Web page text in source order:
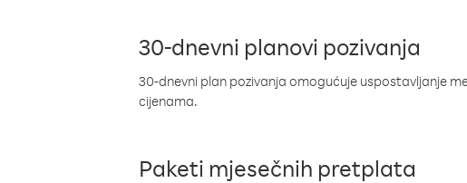
30-dnevni planovi pozivanja
30-dnevni plan pozivanja omogućuje uspostavljanje
cijenama.
Paketi mjesečnih pretplata